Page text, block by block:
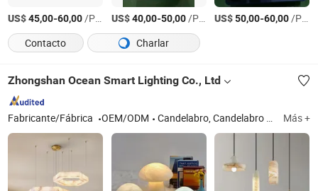
US$45,00-60,00/Pieza US$40,00-50,00/Pieza US$50,00-60,00/Pieza
Contacto
Charlar
Zhongshan Ocean Smart Lighting Co., Ltd
Fabricante/Fábrica OEM/ODM Candelabro, Candelabro de cristal, Luz colgante, Luz de mesa, Lámpara de pie, Luz de techo, Luz de pared, Iluminación, Iluminación de hotel, Lámpara de ahorro energético Más +